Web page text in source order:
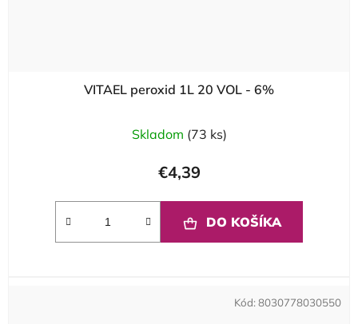
VITAEL peroxid 1L 20 VOL - 6%
Skladom (73 ks)
€4,39
DO KOŠÍKA
Kód: 8030778030550